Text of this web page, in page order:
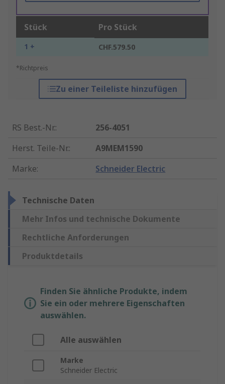
Stück Pro Stück
1 + CHF.579.50
*Richtpreis
Zu einer Teileliste hinzufügen
RS Best.-Nr.:
256-4051
Herst. Teile-Nr.:
A9MEM1590
Marke: Schneider Electric
Technische Daten
Mehr Infos und technische Dokumente
Rechtliche Anforderungen
Produktdetails
Finden Sie ähnliche Produkte, indem
Sie ein oder mehrere Eigenschaften
auswählen.
Alle auswählen
Marke
Schneider Electric